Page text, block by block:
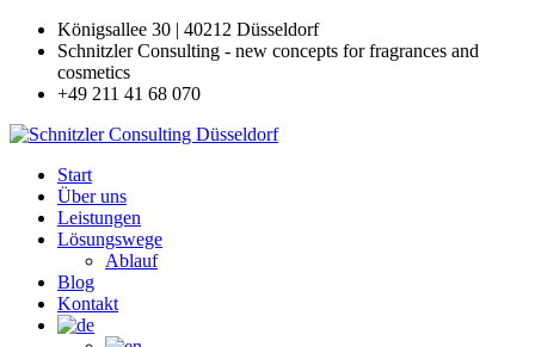
Königsallee 30 | 40212 Düsseldorf
Schnitzler Consulting - new concepts for fragrances and
cosmetics
+49 211 41 68 070
Start
Über uns
Leistungen
Lösungswege
Ablauf
Blog
Kontakt